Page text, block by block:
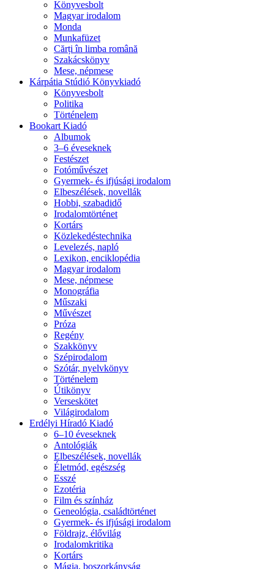
Könyvesbolt
Magyar irodalom
Monda
Munkafüzet
Cărți în limba română
Szakácskönyv
Mese, népmese
Kárpátia Stúdió Könyvkiadó
Könyvesbolt
Politika
Történelem
Bookart Kiadó
Albumok
3–6 éveseknek
Festészet
Fotóművészet
Gyermek- és ifjúsági irodalom
Elbeszélések, novellák
Hobbi, szabadidő
Irodalomtörténet
Kortárs
Közlekedéstechnika
Levelezés, napló
Lexikon, enciklopédia
Magyar irodalom
Mese, népmese
Monográfia
Műszaki
Művészet
Próza
Regény
Szakkönyv
Szépirodalom
Szótár, nyelvkönyv
Történelem
Útikönyv
Verseskötet
Világirodalom
Erdélyi Híradó Kiadó
6–10 éveseknek
Antológiák
Elbeszélések, novellák
Életmód, egészség
Esszé
Ezotéria
Film és színház
Geneológia, családtörténet
Gyermek- és ifjúsági irodalom
Földrajz, élővilág
Irodalomkritika
Kortárs
Mágia, boszorkányság